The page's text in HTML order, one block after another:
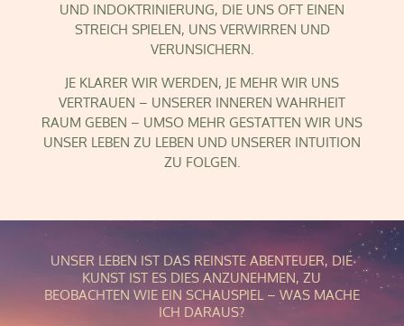
UND INDOKTRINIERUNG, DIE UNS OFT EINEN
STREICH SPIELEN, UNS VERWIRREN UND
VERUNSICHERN.
JE KLARER WIR WERDEN, JE MEHR WIR UNS
VERTRAUEN – UNSERER INNEREN WAHRHEIT
RAUM GEBEN – UMSO MEHR GESTATTEN WIR UNS
UNSER LEBEN ZU LEBEN UND UNSERER INTUITION
ZU FOLGEN.
UNSER LEBEN IST DAS REINSTE ABENTEUER, DIE
KUNST IST ES DIES ANZUNEHMEN, ZU
BEOBACHTEN WIE EIN SCHAUSPIEL – WAS MACHE
ICH DARAUS?